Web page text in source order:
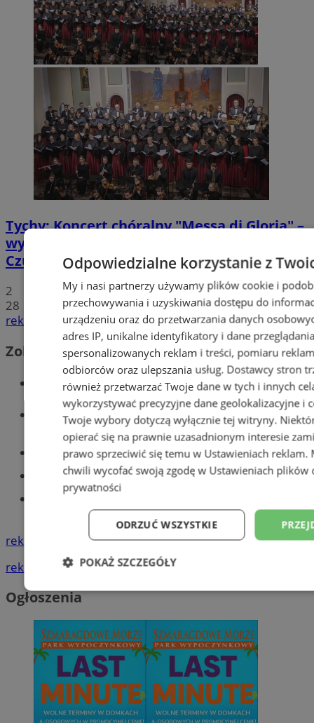
Tychy: Koncert chóralny "Messa di Gloria" –
wyjątkowe wydarzenie muzyczne w
Czułowie
2
28
reklama
Zobacz również
Wiadomości kryminalne w Tychach
Wiadomości lokalne
Części samochodowe do -70%!
Tworzenie stron www - Tychy
ogłoszenia
reklama
reklama
Ogłoszenia
Odpowiedzialne korzystanie z
My i nasi partnerzy używamy plików cookie i
przechowywania i uzyskiwania dostępu do
urządzeniu oraz do przetwarzania danych
adres IP, unikalne identyfikatory i dane
spersonalizowanych reklam i treści, pomiaru
odbiorców oraz ulepszania usług. Dostawcy stron
również przetwarzać Twoje dane w tych i innych
wykorzystywać precyzyjne dane geolokalizacyjne i
Twoje wybory dotyczą wyłącznie tej witryny.
opierać się na prawnie uzasadnionym interesie
prawo sprzeciwić się temu w Ustawieniach reklam.
chwili wycofać swoją zgodę w Ustawieniach plików
prywatności
ODRZUĆ WSZYSTKIE
POKAŻ SZCZEGÓŁY
Niezbędne Wydajność
Niesklasyfikowane